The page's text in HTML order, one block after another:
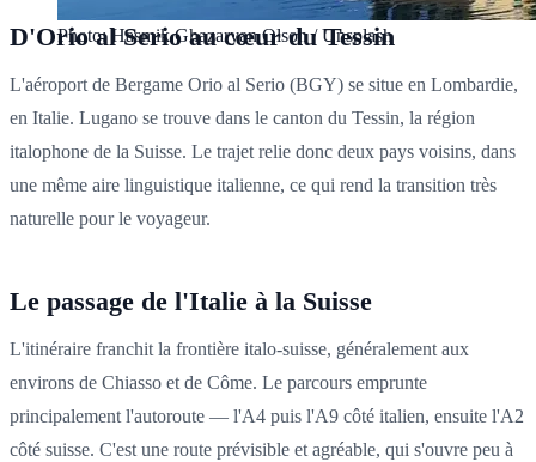
Photo: Hasmik Ghazaryan Olson / Unsplash
D'Orio al Serio au cœur du Tessin
L'aéroport de Bergame Orio al Serio (BGY) se situe en Lombardie,
en Italie. Lugano se trouve dans le canton du Tessin, la région
italophone de la Suisse. Le trajet relie donc deux pays voisins, dans
une même aire linguistique italienne, ce qui rend la transition très
naturelle pour le voyageur.
Le passage de l'Italie à la Suisse
L'itinéraire franchit la frontière italo-suisse, généralement aux
environs de Chiasso et de Côme. Le parcours emprunte
principalement l'autoroute — l'A4 puis l'A9 côté italien, ensuite l'A2
côté suisse. C'est une route prévisible et agréable, qui s'ouvre peu à